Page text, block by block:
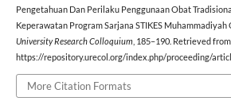
Pengetahuan Dan Perilaku Penggunaan Obat
Keperawatan Program Sarjana STIKES Muhammadiyah
University Research Colloquium , 185–190. Retrieved from
https://repository.urecol.org/index.php/proceeding/
More Citation Formats